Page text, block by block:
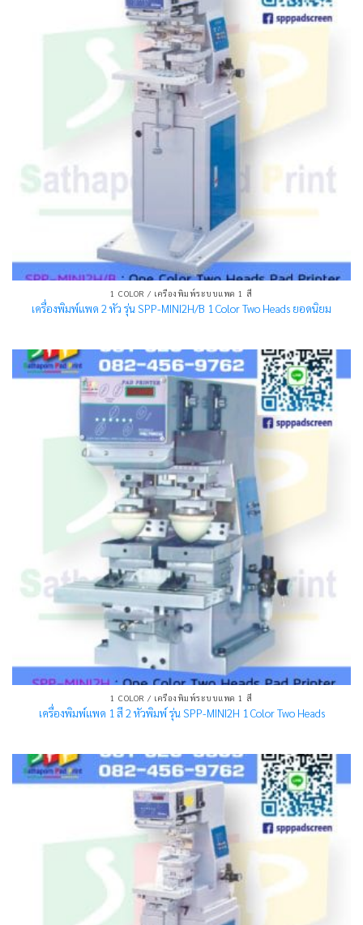
1 COLOR / เครื่องพิมพ์ระบบแพด 1 สี
เครื่องพิมพ์แพด 2 หัว รุ่น SPP-MINI2H/B 1 Color Two Heads ยอดนิยม
1 COLOR / เครื่องพิมพ์ระบบแพด 1 สี
เครื่องพิมพ์แพด 1 สี 2 หัวพิมพ์ รุ่น SPP-MINI2H 1 Color Two Heads